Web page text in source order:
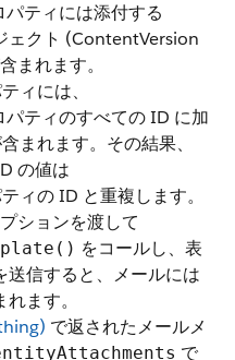
パティには添付する
ェクト (ContentVersion
まれます。
ィには、
パティのすべての ID に加
まれます。その結果、
の値は
ィの ID と重複します。
ションを渡して
をコールし、表
信すると、メールには
ます。
で返されたメールメ
で